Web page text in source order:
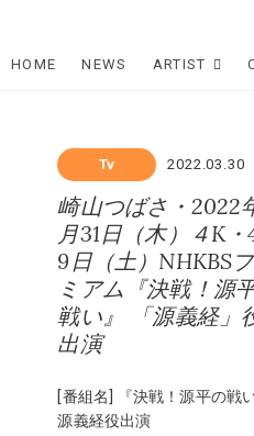
content
HOME NEWS ARTIST
Tv 2022.03.30
崎山つばさ・2022
月31日（木）４K
9日（土）NHKBS
ミアム『決戦！源
戦い』 「源義経」
出演
[番組名] 『決戦！源平の戦い
源義経役出演